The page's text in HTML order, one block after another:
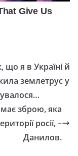
я в Україні й
землетрус у
має зброю, яка
росії, –
Данилов.